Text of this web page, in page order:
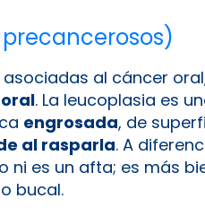
al cáncer
. La leucoplasia es
engrosada, de
al rasparla. A
ni es un afta; es más
bucal.